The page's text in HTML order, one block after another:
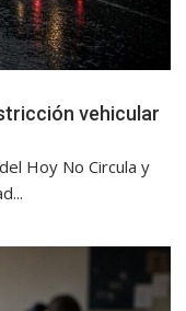
vehicular
Hoy No Circula y